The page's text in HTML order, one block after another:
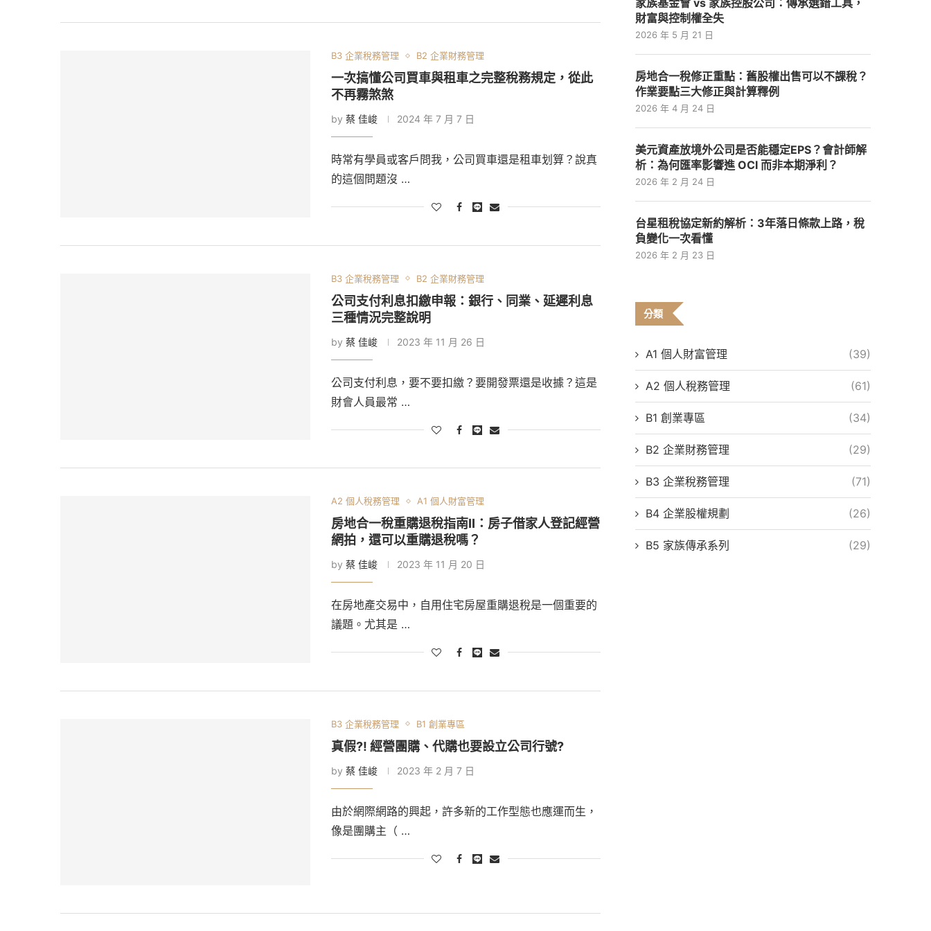
B3 企業稅務管理 B2 企業財務管理
一次搞懂公司買車與租車之完整稅務規定，從此
不再霧煞煞
by 蔡 佳峻 2024 年 7 月 7 日
時常有學員或客戶問我，公司買車還是租車划算？說真
的這個問題沒 …
B3 企業稅務管理 B2 企業財務管理
公司支付利息扣繳申報：銀行、同業、延遲利息
三種情況完整說明
by 蔡 佳峻 2023 年 11 月 26 日
公司支付利息，要不要扣繳？要開發票還是收據？這是
財會人員最常 …
A2 個人稅務管理 A1 個人財富管理
房地合一稅重購退稅指南II：房子借家人登記經營
網拍，還可以重購退稅嗎？
by 蔡 佳峻 2023 年 11 月 20 日
在房地產交易中，自用住宅房屋重購退稅是一個重要的
議題。尤其是 …
B3 企業稅務管理 B1 創業專區
真假?! 經營團購、代購也要設立公司行號?
by 蔡 佳峻 2023 年 2 月 7 日
由於網際網路的興起，許多新的工作型態也應運而生，
像是團購主（ …
家族基金會 vs 家族控股公司：傳承選錯工具，
財富與控制權全失
2026 年 5 月 21 日
房地合一稅修正重點：舊股權出售可以不課稅？
作業要點三大修正與計算釋例
2026 年 4 月 24 日
美元資產放境外公司是否能穩定EPS？會計師解
析：為何匯率影響進 OCI 而非本期淨利？
2026 年 2 月 24 日
台星租稅協定新約解析：3年落日條款上路，稅
負變化一次看懂
2026 年 2 月 23 日
分類
A1 個人財富管理 (39)
A2 個人稅務管理 (61)
B1 創業專區 (34)
B2 企業財務管理 (29)
B3 企業稅務管理 (71)
B4 企業股權規劃 (26)
B5 家族傳承系列 (29)